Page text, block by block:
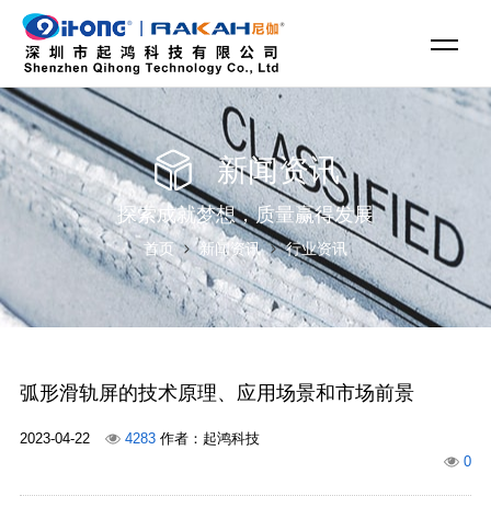
新闻资讯
探索成就梦想，质量赢得发展
首页 新闻资讯 行业资讯
弧形滑轨屏的技术原理、应用场景和市场前景
2023-04-22 4283作者：起鸿科技
0